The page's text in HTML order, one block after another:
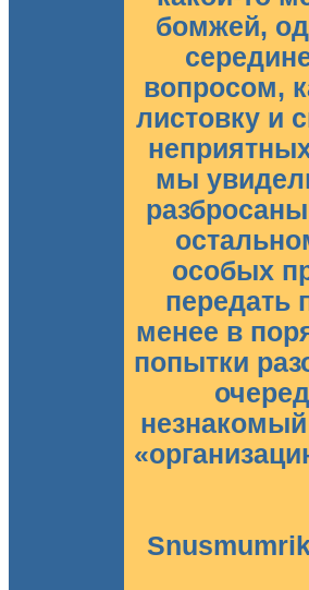
бомжей,
вопросом,
листовку и
мы
особых
передать
менее в
попытки